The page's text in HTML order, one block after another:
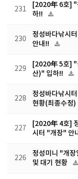
231
[2020年 6호] "
하!!
230
정성바다낚시
안내!!
229
[2020年 5호] "
산)" 입하!!
228
정성바다낚시
현황(최종수정)
227
[2020年 4호]
시터 "개장" 안
226
정성미니 "개장
및 대기 현황